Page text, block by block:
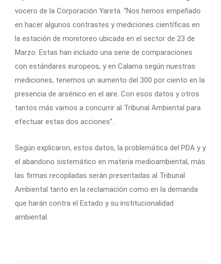
vocero de la Corporación Yareta. “Nos hemos empeñado
en hacer algunos contrastes y mediciones científicas en
la estación de monitoreo ubicada en el sector de 23 de
Marzo. Estas han incluido una serie de comparaciones
con estándares europeos, y en Calama según nuestras
mediciones, tenemos un aumento del 300 por ciento en la
presencia de arsénico en el aire. Con esos datos y otros
tantos más vamos a concurrir al Tribunal Ambiental para
efectuar estas dos acciones”.
Según explicaron, estos datos, la problemática del PDA y y
el abandono sistemático en materia medioambiental, más
las firmas recopiladas serán presentadas al Tribunal
Ambiental tanto en la reclamación como en la demanda
que harán contra el Estado y su institucionalidad
ambiental.